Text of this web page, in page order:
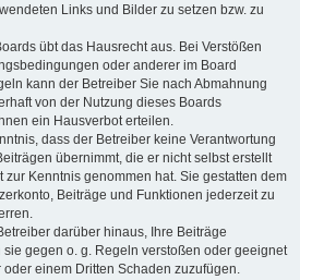
Links und Bilder zu setzen bzw. zu
übt das Hausrecht aus. Bei Verstößen
oder anderer im Board
kann der Betreiber Sie nach Abmahnung
von der Nutzung dieses Boards
ein Hausverbot erteilen.
dass der Betreiber keine Verantwortung
übernimmt, die er nicht selbst erstellt
zur Kenntnis genommen hat. Sie gestatten dem
Beiträge und Funktionen jederzeit zu
darüber hinaus, Ihre Beiträge
gegen o. g. Regeln verstoßen oder geeignet
einem Dritten Schaden zuzufügen.